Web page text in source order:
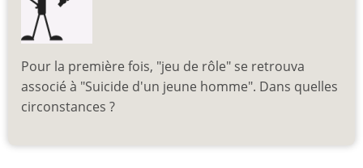
Pour la première fois, "jeu de rôle" se retrouva
associé à "Suicide d'un jeune homme". Dans quelles
circonstances ?